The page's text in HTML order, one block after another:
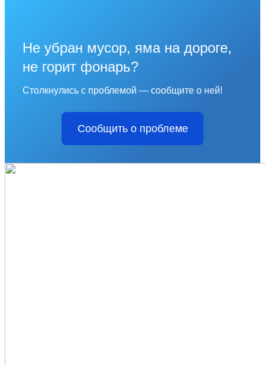
Не убран мусор, яма на дороге,
не горит фонарь?
Столкнулись с проблемой — сообщите о ней!
Сообщить о проблеме